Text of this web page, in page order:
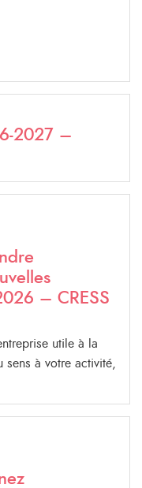
2027 –
– CRESS
utile à la
à votre activité,